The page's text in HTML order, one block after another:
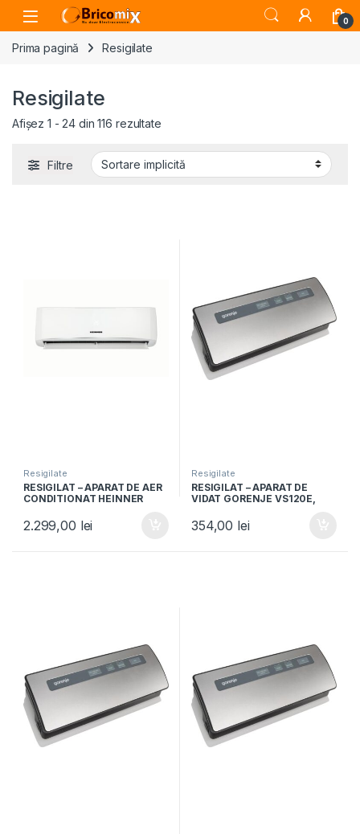
Skip to navigation
Skip to content
Open 0
Prima pagină Resigilate
Resigilate
Afișez 1 - 24 din 116 rezultate
Filtre
Resigilate
RESIGILAT – APARAT DE AER
CONDITIONAT HEINNER
Clasa A++, Timer, Alb
2.299,00 lei
Resigilate
RESIGILAT – APARAT DE
VIDAT GORENJE VS120E,
uscata, Functie sigilare,
Argintiu/Negru
354,00 lei